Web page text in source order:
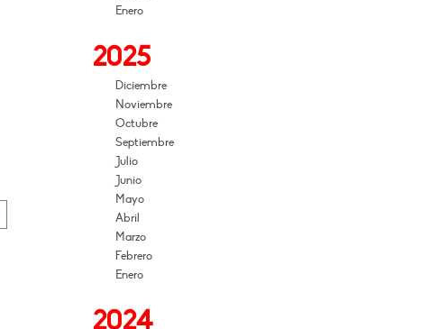
Enero
2025
Diciembre
Noviembre
Octubre
Septiembre
Julio
Junio
Mayo
Abril
Marzo
Febrero
Enero
2024